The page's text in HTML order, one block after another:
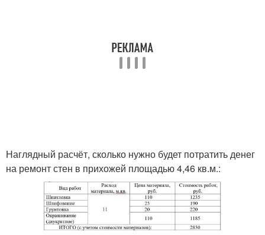
Наглядный расчёт, сколько нужно будет потратить денег
на ремонт стен в прихожей площадью 4,46 кв.м.: